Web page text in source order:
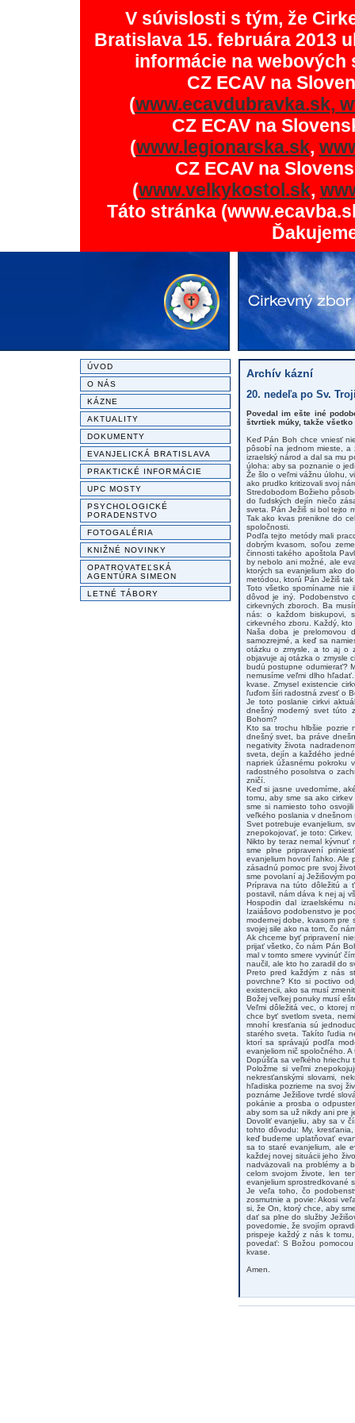
V súvislosti s tým, že
Bratislava 15. februára 2013
informácie na
CZ ECAV na
(www.ecavdubravka.sk,
CZ ECAV na
(www.legionarska.sk,
CZ ECAV na
(www.velkykostol.sk,
Táto stránka
ÚVOD
O NÁS
KÁZNE
AKTUALITY
DOKUMENTY
EVANJELICKÁ BRATISLAVA
PRAKTICKÉ INFORMÁCIE
UPC MOSTY
PSYCHOLOGICKÉ
PORADENSTVO
FOTOGALÉRIA
KNIŽNÉ NOVINKY
OPATROVATEĽSKÁ
AGENTÚRA SIMEON
LETNÉ TÁBORY
Archív kázní
20. nedeľa po Sv.
Povedal im ešte iné
štvrtiek múky, takže všetko
Keď Pán Boh chce vniesť
pôsobí na jednom mieste, a
izraelský národ a dal sa mu
úloha: aby sa poznanie o
Že šlo o veľmi vážnu úlohu,
ako prudko kritizovali svoj
Stredobodom Božieho
do ľudských dejín niečo
sveta. Pán Ježiš si bol tejto
Tak ako kvas prenikne do
spoločnosti.
Podľa tejto metódy mali
dobrým kvasom, soľou
činnosti takého apoštola
by nebolo ani možné, ale
ktorých sa evanjelium ako
metódou, ktorú Pán Ježiš
Toto všetko spomíname nie
dôvod je iný. Podobenstvo
cirkevných zboroch. Ba
nás: o každom biskupovi,
cirkevného zboru. Každý,
Naša doba je prelomovou
samozrejmé, a keď sa
otázku o zmysle, a to aj o
objavuje aj otázka o zmysle
budú postupne odumierať?
nemusíme veľmi dlho
kvase. Zmysel existencie
ľuďom šíri radostná zvesť o
Je toto poslanie cirkvi
dnešný moderný svet túto
Bohom?
Kto sa trochu hlbšie pozrie
dnešný svet, ba práve
negativity života
sveta, dejín a každého
napriek úžasnému pokroku
radostného posolstva o
zničí.
Keď si jasne uvedomíme,
tomu, aby sme sa ako
sme si namiesto toho
veľkého poslania v dnešnom
Svet potrebuje evanjelium,
znepokojovať, je toto:
Nikto by teraz nemal kývnuť
sme plne pripravení
evanjelium hovorí ľahko. Ale
zásadnú pomoc pre svoj
sme povolaní aj Ježišovým
Príprava na túto dôležitú a
postavil, nám dáva k nej aj
Hospodin dal izraelskému
Izaiášovo podobenstvo je
modernej dobe, kvasom pre
svojej sile ako na tom, čo
Ak chceme byť pripravení
prijať všetko, čo nám Pán
mal v tomto smere vyvinúť
naučil, ale kto ho zaradil do
Preto pred každým z nás
povrchne? Kto si poctivo
existencii, ako sa musí
Božej veľkej ponuky musí
Veľmi dôležitá vec, o ktorej
chce byť svetlom sveta,
mnohí kresťania sú
starého sveta. Takíto ľudia
ktorí sa správajú podľa
evanjeliom nič spoločného.
Dopúšťa sa veľkého hriechu
Položme si veľmi
nekresťanskými slovami,
hľadiska pozrieme na svoj
poznáme Ježišove tvrdé
pokánie a prosba o
aby som sa už nikdy ani pre
Dovoliť evanjeliu, aby sa v
tohto dôvodu: My,
keď budeme uplatňovať
sa to staré evanjelium, ale
každej novej situácii jeho
nadväzovali na problémy a
celom svojom živote, len
evanjelium sprostredkované
Je veľa toho, čo
zosmutnie a povie: Akosi
si, že On, ktorý chce, aby
dať sa plne do služby
povedomie, že svojím
prispeje každý z nás k
povedať: S Božou
kvase.
Amen.